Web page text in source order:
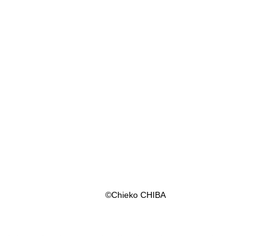
©Chieko CHIBA